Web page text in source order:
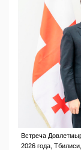
Встреча
2026 года,